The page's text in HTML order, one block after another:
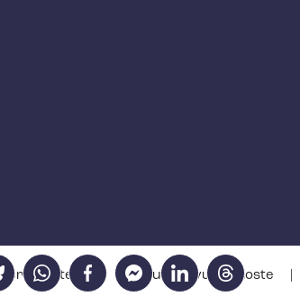
WhatsAppFacebookFacebookLinkedInThreads
Saa­vu­tet­ta­vuus­se­los­te